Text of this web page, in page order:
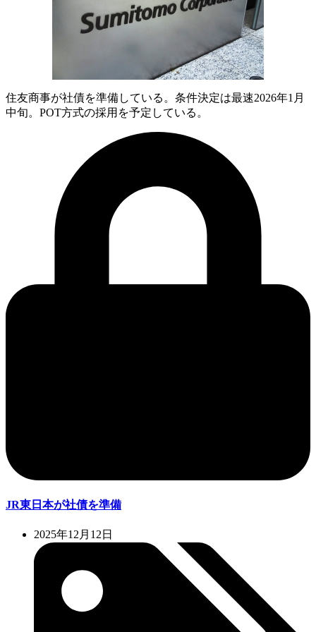
住友商事が社債を準備している。条件決定は最速2026年1月
中旬。POT方式の採用を予定している。
JR東日本が社債を準備
2025年12月12日